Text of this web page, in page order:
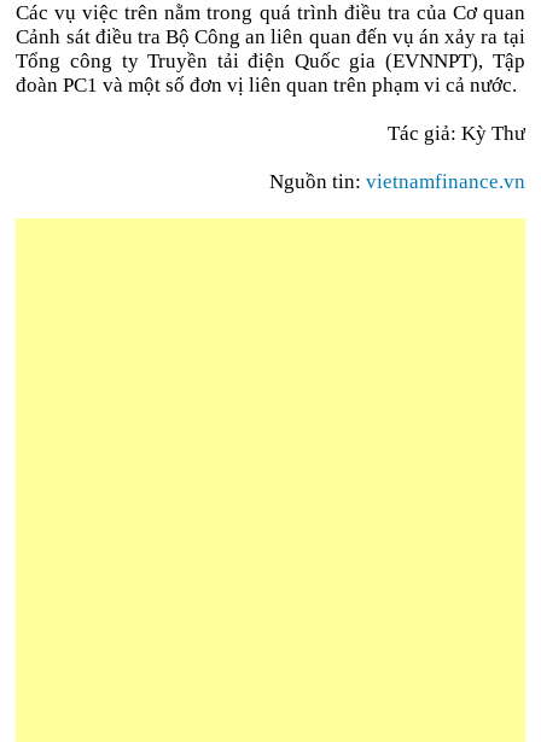
Các vụ việc trên nằm trong quá trình điều tra của Cơ quan
Cảnh sát điều tra Bộ Công an liên quan đến vụ án xảy ra tại
Tổng công ty Truyền tải điện Quốc gia (EVNNPT), Tập
đoàn PC1 và một số đơn vị liên quan trên phạm vi cả nước.
Tác giả: Kỳ Thư
Nguồn tin: vietnamfinance.vn